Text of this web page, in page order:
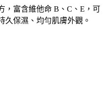
，富含維他命 B、C、E，可
久保濕、均勻肌膚外觀。